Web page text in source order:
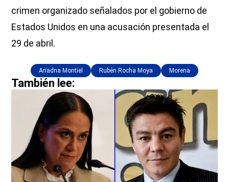
crimen organizado señalados por el gobierno de
Estados Unidos en una acusación presentada el
29 de abril.
Ariadna Montiel Rubén Rocha Moya Morena
También lee: